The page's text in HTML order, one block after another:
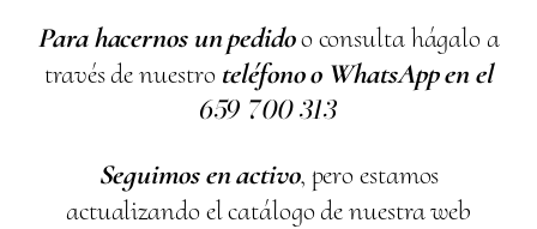
Para hacernos un pedidoo consulta hágalo a
través de nuestro teléfono o WhatsApp en el
659 700313
Seguimos en activo, pero estamos
actualizando el catálogo de nuestra web